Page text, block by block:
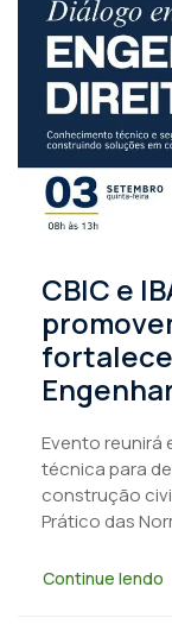
CBIC e
Evento reunirá
técnica para
construção
Prático das
Continue lendo